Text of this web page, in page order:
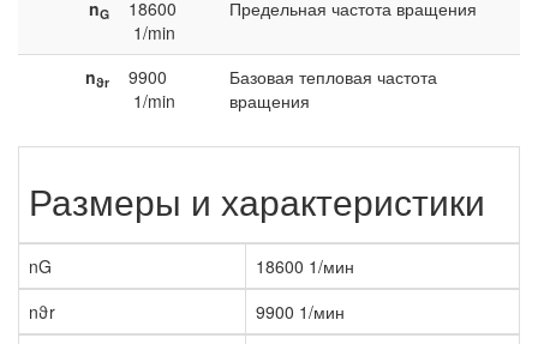
nG
18600
1/min
Предельная частота вращения
nϑr
9900
1/min
Базовая тепловая частота
вращения
Размеры и характеристики
nG
18600 1/мин
nϑr
9900 1/мин